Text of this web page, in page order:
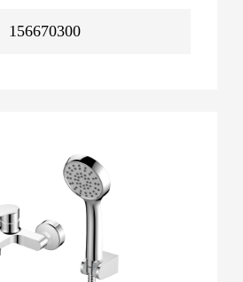
156670300